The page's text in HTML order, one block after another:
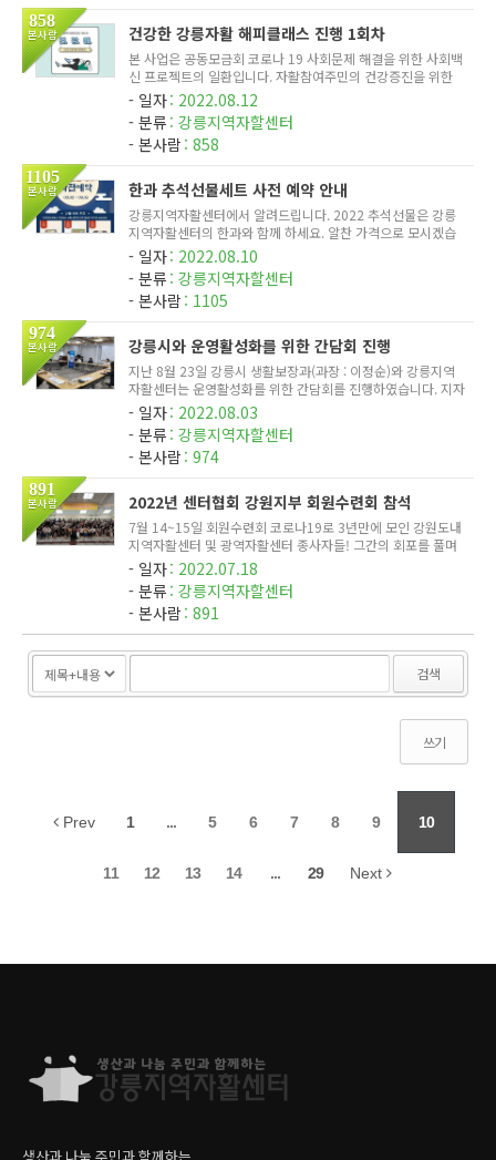
858
본사람 건강한 강릉자활 해피클래스 진행 1회차
본 사업은 공동모금회 코로나 19 사회문제 해결을 위한 사회백
신 프로젝트의 일환입니다. 자활참여주민의 건강증진을 위한
건강관리 통합 교육 "건강한 강릉자활 해피 클래스"란 프로그
램으로 진행되는 이번 프로그램에는 20명 내,외의 인원이 참가
하며, 운동...
일자 2022.08.12
분류 강릉지역자할센터
본사람 858
1105
본사람 한과 추석선물세트 사전 예약 안내
강릉지역자활센터에서 알려드립니다. 2022 추석선물은 강릉
지역자활센터의 한과와 함께 하세요. 알찬 가격으로 모시겠습
니다.
일자 2022.08.10
분류 강릉지역자할센터
본사람 1105
974
본사람 강릉시와 운영활성화를 위한 간담회 진행
지난 8월 23일 강릉시 생활보장과(과장 : 이정순)와 강릉지역
자활센터는 운영활성화를 위한 간담회를 진행하였습니다. 지자
체의 제안으로 진행된 이번 간담회는 2022년 상반기 자활사업
단 및 자활기업 전반에 대한 운영평가와 매출향상을 위한 방안
마련, 신규 ...
일자 2022.08.03
분류 강릉지역자할센터
본사람 974
891
본사람 2022년 센터협회 강원지부 회원수련회 참석
7월 14~15일 회원수련회 코로나19로 3년만에 모인 강원도내
지역자활센터 및 광역자활센터 종사자들! 그간의 회포를 풀며
신나는 화합의 시간을 가졌습니다. 에너지 받아 다시 현장에서
힘차게 전진하시길 바랍니다. 본 게시물은 (사)강원도지역자활
센터협회에...
일자 2022.07.18
분류 강릉지역자할센터
본사람 891
검색
쓰기
Prev 1 ... 5 6 7 8 9 10
11 12 13 14 ... 29 Next